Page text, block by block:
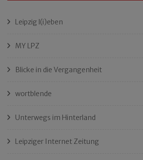
Leipzig l(i)eben
MY LPZ
Blicke in die Vergangenheit
wortblende
Unterwegs im Hinterland
Leipziger Internet Zeitung